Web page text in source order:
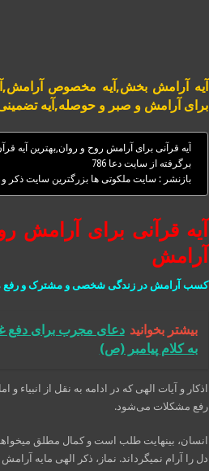
آیه آرامش بخش,آیه مخصوص
برای آرامش و صبر و حوصله,آیه
آیه قرآنی برای آرامش روح و روان,بهترین
برگرفته از سایت دعا 786
بازنشر : سایت ملکوتی ها بزرگترین سایت ذکر و
آیه قرآنی برای آرامش
آرامش
کسب آرامش در زندگی شخصی و مشترک و رفع
بیشتر بخوانید دعای مجرب برای دفع
به کلام پیامبر (ص)
اذکار و آیات الهی که در ادامه به نقل از
رفع مشکلات می‌شود.
انسان، بی‏نهایت طلب است و کمال مطلق
دل را آرام نمی‏گرداند. نماز، ذکر الهی مایه